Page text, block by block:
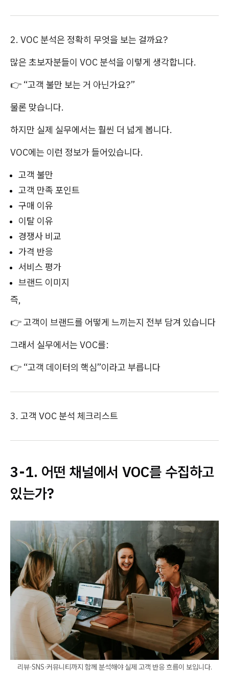
2. VOC 분석은 정확히 무엇을 보는 걸까요?
많은 초보자분들이 VOC 분석을 이렇게 생각합니다.
👉 “고객 불만 보는 거 아닌가요?”
물론 맞습니다.
하지만 실제 실무에서는 훨씬 더 넓게 봅니다.
VOC에는 이런 정보가 들어있습니다.
고객 불만
고객 만족 포인트
구매 이유
이탈 이유
경쟁사 비교
가격 반응
서비스 평가
브랜드 이미지
즉,
👉 고객이 브랜드를 어떻게 느끼는지 전부 담겨 있습니다
그래서 실무에서는 VOC를:
👉 “고객 데이터의 핵심”이라고 부릅니다
3. 고객 VOC 분석 체크리스트
3-1. 어떤 채널에서 VOC를 수집하고
있는가?
리뷰·SNS·커뮤니티까지 함께 분석해야 실제 고객 반응 흐름이 보입니다.